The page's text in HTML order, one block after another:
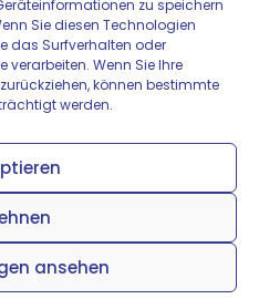
zu speichern
Sie diesen Technologien
das Surfverhalten oder
verarbeiten. Wenn Sie Ihre
können bestimmte
werden.
ansehen